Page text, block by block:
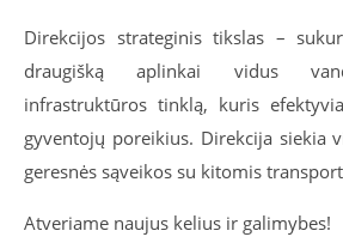
Direkcijos strateginis tikslas –
draugišką aplinkai vidus
infrastruktūros tinklą, kuris
gyventojų poreikius. Direkcija siekia
geresnės sąveikos su kitomis
Atveriame naujus kelius ir galimybes!